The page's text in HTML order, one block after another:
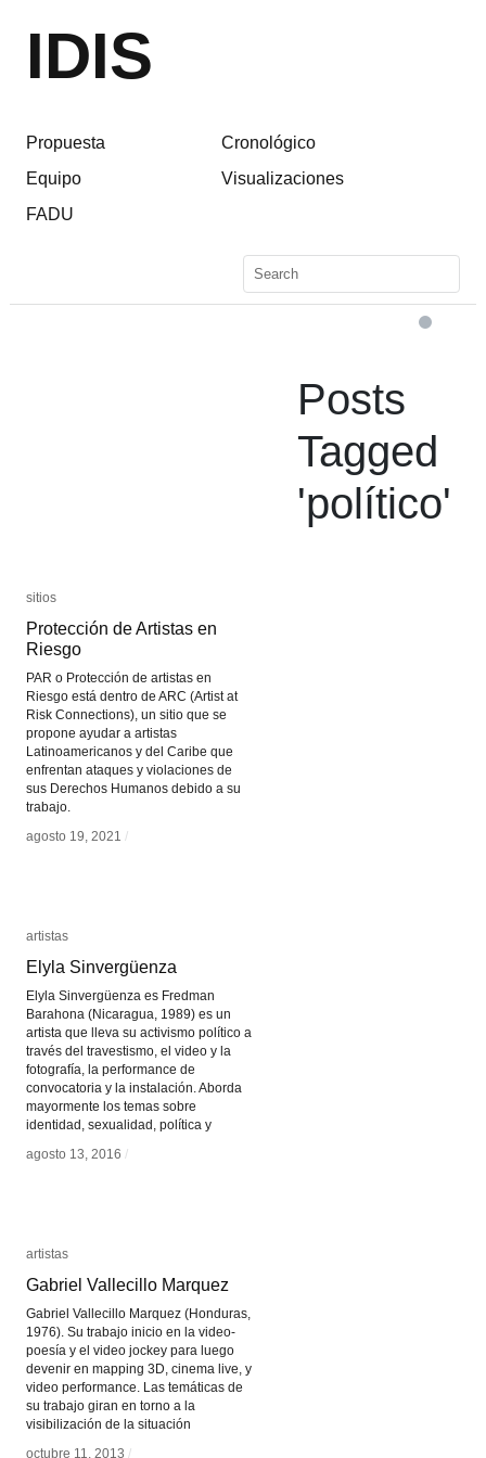
IDIS
Propuesta
Equipo
FADU
Cronológico
Visualizaciones
Posts
Tagged
'político'
sitios
Protección de Artistas en
Riesgo
PAR o Protección de artistas en
Riesgo está dentro de ARC (Artist at
Risk Connections), un sitio que se
propone ayudar a artistas
Latinoamericanos y del Caribe que
enfrentan ataques y violaciones de
sus Derechos Humanos debido a su
trabajo.
agosto 19, 2021 /
sitios
Protección de Artistas en
Riesgo
agosto 19, 2021 /
artistas
Elyla Sinvergüenza
Elyla Sinvergüenza es Fredman
Barahona (Nicaragua, 1989) es un
artista que lleva su activismo político a
través del travestismo, el video y la
fotografía, la performance de
convocatoria y la instalación. Aborda
mayormente los temas sobre
identidad, sexualidad, política y
agosto 13, 2016 /
artistas
Elyla Sinvergüenza
agosto 13, 2016 /
artistas
Gabriel Vallecillo Marquez
Gabriel Vallecillo Marquez (Honduras,
1976). Su trabajo inicio en la video-
poesía y el video jockey para luego
devenir en mapping 3D, cinema live, y
video performance. Las temáticas de
su trabajo giran en torno a la
visibilización de la situación
octubre 11, 2013 /
artistas
Gabriel Vallecillo Marquez
octubre 11, 2013 /